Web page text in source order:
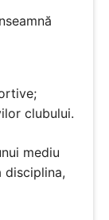
clubului.
mediu